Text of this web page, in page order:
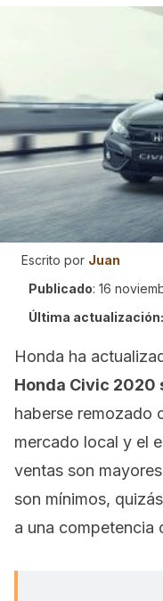
Escrito por Juan
Publicado: 16
Última actualización:
Honda ha
Honda Civic 2020
haberse remozado
mercado local y el
ventas son
son mínimos,
a una competencia